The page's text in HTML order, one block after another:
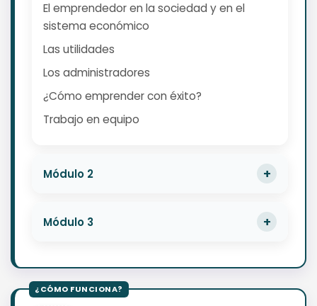
El emprendedor en la sociedad y en el
sistema económico
Las utilidades
Los administradores
¿Cómo emprender con éxito?
Trabajo en equipo
Módulo 2
Módulo 3